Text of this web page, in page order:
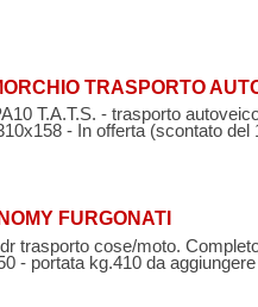
TRASPORTO
T.A.T.S. - trasporto
- In offerta (scontato
FURGONATI
trasporto cose/moto.
- portata kg.410 da